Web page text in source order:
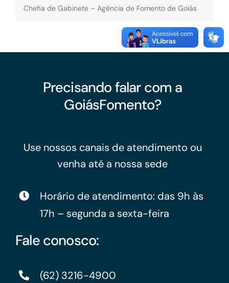
Chefia de Gabinete – Agência de Fomento de Goiás
Precisando falar com a
GoiásFomento?
Use nossos canais de atendimento ou
venha até a nossa sede
Horário de atendimento: das 9h às
17h – segunda a sexta-feira
Fale conosco:
(62) 3216-4900